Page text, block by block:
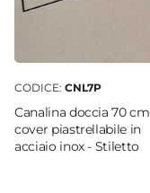
CODICE: CNL7P
Canalina doccia 70 cm
cover piastrellabile in
acciaio inox - Stiletto